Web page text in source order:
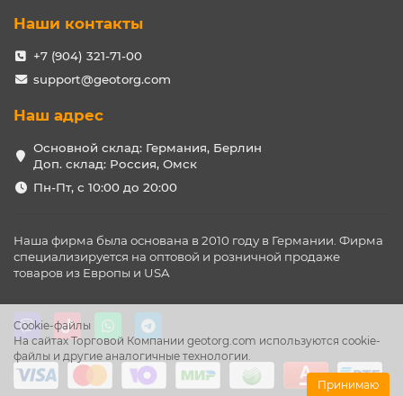
Cookie-файлы
На сайтах Торговой Компании geotorg.com используются cookie-
файлы и другие аналогичные технологии.
Принимаю
Наши контакты
+7 (904) 321-71-00
support@geotorg.com
Наш адрес
Основной склад: Германия, Берлин
Доп. склад: Россия, Омск
Пн-Пт, с 10:00 до 20:00
Наша фирма была основана в 2010 году в Германии. Фирма
специализируется на оптовой и розничной продаже
товаров из Европы и USA